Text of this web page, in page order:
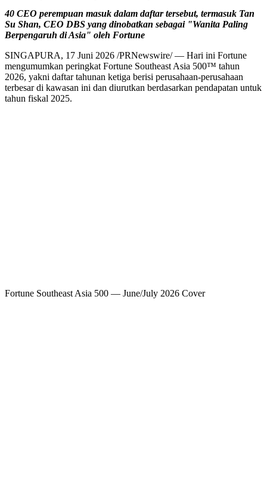
40 CEO perempuan masuk dalam daftar tersebut, termasuk Tan
Su Shan, CEO DBS yang dinobatkan sebagai "Wanita Paling
Berpengaruh di Asia" oleh Fortune
SINGAPURA, 17 Juni 2026 /PRNewswire/ — Hari ini Fortune
mengumumkan peringkat Fortune Southeast Asia 500™ tahun
2026, yakni daftar tahunan ketiga berisi perusahaan-perusahaan
terbesar di kawasan ini dan diurutkan berdasarkan pendapatan untuk
tahun fiskal 2025.
Fortune Southeast Asia 500 — June/July 2026 Cover